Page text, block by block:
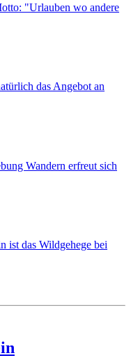
"Urlauben wo andere
das Angebot an
Wandern erfreut sich
ist das Wildgehege bei